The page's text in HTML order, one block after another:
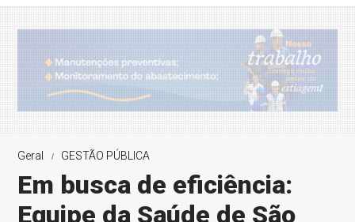
Geral GESTÃO PÚBLICA
Em busca de eficiência:
Equipe da Saúde de São